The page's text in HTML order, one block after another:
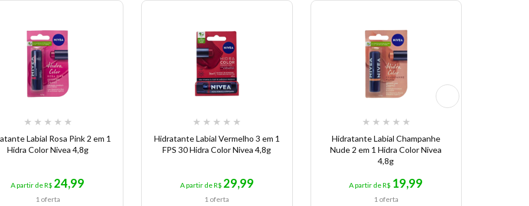
★ ★ ★ ★ ★
Labial Rosa Pink 2 em 1
Hidra Color Nivea 4,8g
A partir de R$ 24,99
1 oferta
★ ★ ★ ★ ★
Hidratante Labial Vermelho 3 em 1
FPS 30 Hidra Color Nivea 4,8g
A partir de R$ 29,99
1 oferta
★ ★ ★ ★ ★
Hidratante Labial Champanhe
Nude 2 em 1 Hidra Color Nivea
4,8g
A partir de R$ 19,99
1 oferta